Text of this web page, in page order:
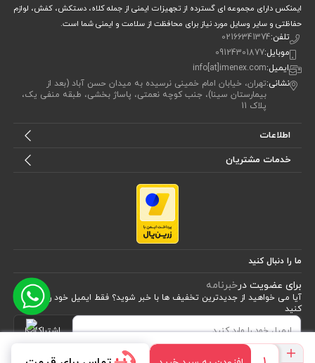
رویه اینکفش ایمنی مهندسیاز چرم گاوی با کیفیت بالا ساخته شده است
که مقاومت بالایی در برابر سایش، خط و خش و شرایط صنعتی دارد. طراحی
شیک و کلاسیک چرم باعث می‌شود که شماها بتوانید آن را در محیط‌های
کاری و حتی نیمه‌اداری نیز استفاده کنید. علاوه بر دوام، چرم طبیعی قابلیت
تنفس داشته و از تعریق زیاد پا جلوگیری می‌کند. این ویژگی به شما کمک
زیره پلی‌اورتان دو دانسیته
زیره کفش از پلی‌اورتان دو دانسیته سبک و مقاوم ساخته شده است. این نوع
زیره هم مقاومت بالایی در برابر سایش دارد و هم از لغزش جلوگیری می‌کند.
طراحی دو دانسیته به این معناست که لایه بیرونی زیره سخت و مقاوم است
و لایه داخلی نرم برای جذب شوک و راحتی پا ایجاد شده است. بنابراین شماها
می‌توانید بدون نگرانی از آسیب به پا یا خستگی، در محیط‌های کاری سخت
حرکت کنید.
ایمنکس دارای مجموعه ای گسترده از تجهیزات ایمنی از جمله کلاه، دستکش، کفش، لوازم
حفاظتی و سایر وسایل مورد نیاز برای محافظت از سلامت و ایمنی شما است.
تلفن:02166341374
موبایل:09124301877
ایمیل:info[at]imenex.com
نشانی:تهران، خیابان امام خمینی نرسیده به میدان حسن آباد (بعد از
بیمارستان سینا)، جنب کوچه نعمتی، پاساژ بخشی، طبقه منفی یک،
پلاک 11
اطلاعات
خدمات مشتریان
ما را دنبال کنید
برای عضویت درخبرنامه
آیا می خواهید از جدید‌ترین تخفیف‌ ها با‌ خبر شوید؟ فقط ایمیل خود را ثبت
کنید
اشتراک